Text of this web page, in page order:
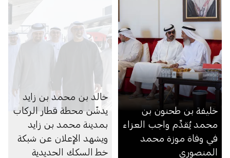
خليفة بن طحنون بن
محمد يُقدِّم واجب العزاء
في وفاة موزة محمد
المنصوري
خالد بن محمد بن زايد
يدشّن محطة قطار الركاب
بمدينة محمد بن زايد
ويشهد الإعلان عن شبكة
خط السكك الحديدية